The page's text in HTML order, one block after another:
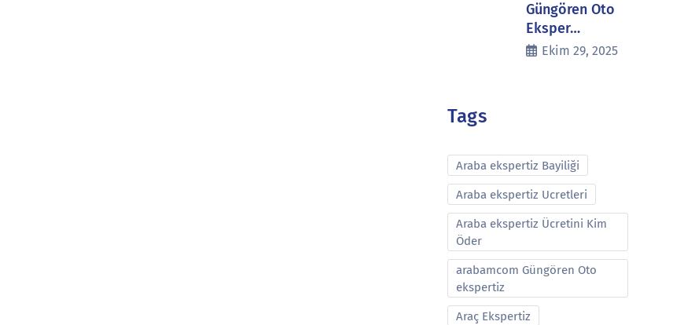
Güngören Oto
Eksper…
Ekim 29, 2025
Tags
Araba ekspertiz Bayiliği
Araba ekspertiz Ucretleri
Araba ekspertiz Ücretini Kim
Öder
arabamcom Güngören Oto
ekspertiz
Araç Ekspertiz